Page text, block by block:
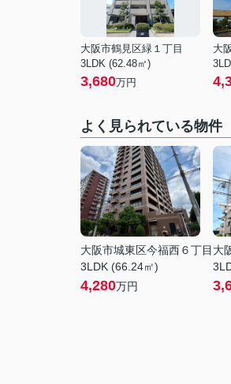
大阪市鶴見区緑１丁目
3LDK (62.48㎡)
3,680万円
大
よく見られている物件
大阪市城東区今福西６丁目
3LDK (66.24㎡)
4,280万円
大